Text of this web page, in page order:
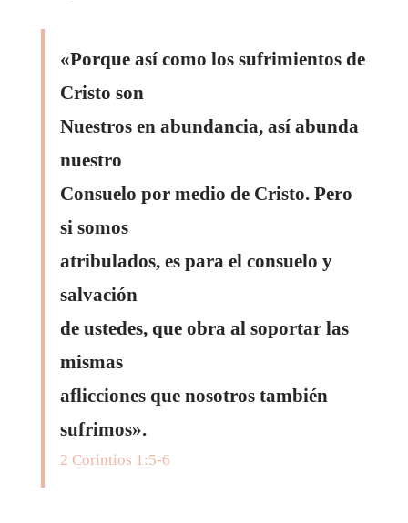
«Porque así como los sufrimientos de
Cristo son
Nuestros en abundancia, así abunda
nuestro
Consuelo por medio de Cristo. Pero
si somos
atribulados, es para el consuelo y
salvación
de ustedes, que obra al soportar las
mismas
aflicciones que nosotros también
sufrimos».
2 Corintios 1:5-6